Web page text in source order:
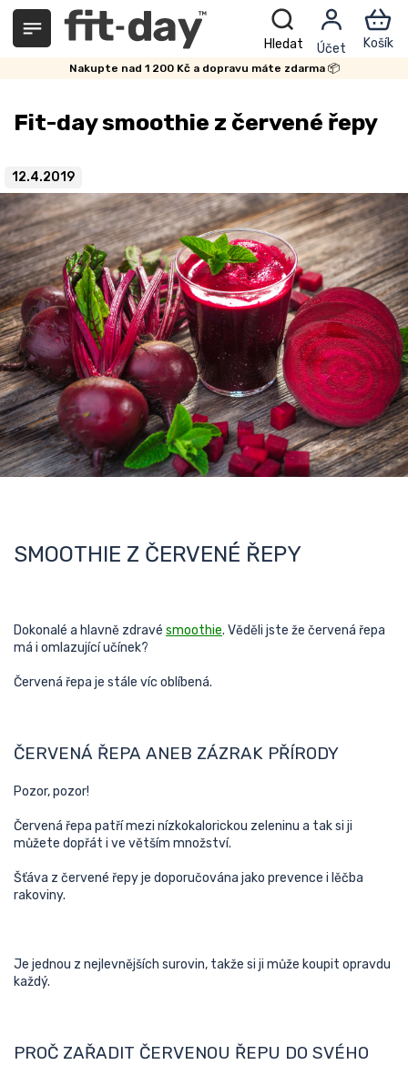
Přejít
obsah
Nakupte nad 1 200 Kč a dopravu máte zdarma 📦
Fit-day smoothie z červené řepy
12.4.2019
SMOOTHIE Z ČERVENÉ ŘEPY
Dokonalé a hlavně zdravé smoothie. Věděli jste že červená řepa
má i omlazující učínek?
Červená řepa je stále víc oblíbená.
ČERVENÁ ŘEPA ANEB ZÁZRAK PŘÍRODY
Pozor, pozor!
Červená řepa patří mezi nízkokalorickou zeleninu a tak si ji
můžete dopřát i ve větším množství.
Šťáva z červené řepy je doporučována jako prevence i lěčba
rakoviny.
Je jednou z nejlevnějších surovin, takže si ji může koupit opravdu
každý.
PROČ ZAŘADIT ČERVENOU ŘEPU DO SVÉHO